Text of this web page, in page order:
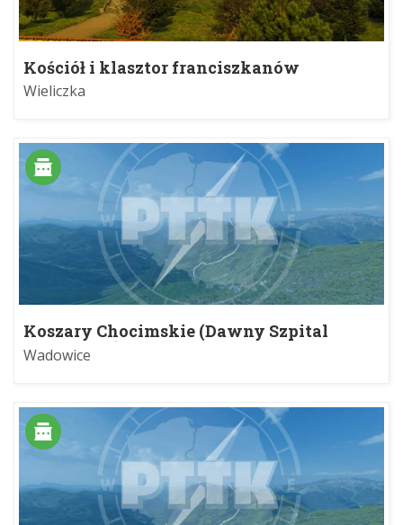
Kościół i klasztor franciszkanów
reformatów w Wieliczce
Wieliczka
Koszary Chocimskie (Dawny Szpital
Wojskowy)
Wadowice